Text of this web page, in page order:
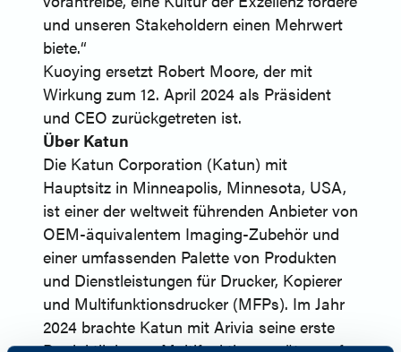
und unseren Stakeholdern einen Mehrwert
biete.“
Kuoying ersetzt Robert Moore, der mit
Wirkung zum 12. April 2024 als Präsident
und CEO zurückgetreten ist.
Über Katun
Die Katun Corporation (Katun) mit
Hauptsitz in Minneapolis, Minnesota, USA,
ist einer der weltweit führenden Anbieter von
OEM-äquivalentem Imaging-Zubehör und
einer umfassenden Palette von Produkten
und Dienstleistungen für Drucker, Kopierer
und Multifunktionsdrucker (MFPs). Im Jahr
2024 brachte Katun mit Arivia seine erste